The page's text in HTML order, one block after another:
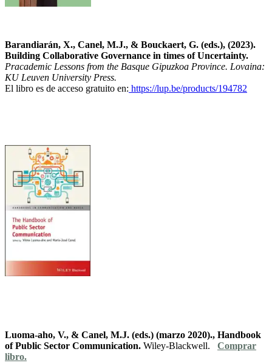
Barandiarán, X., Canel, M.J., & Bouckaert, G. (eds.), (2023).
Building Collaborative Governance in times of Uncertainty.
Pracademic Lessons from the Basque Gipuzkoa Province. Lovaina:
KU Leuven University Press.
El libro es de acceso gratuito en: https://lup.be/products/194782
Luoma-aho, V., & Canel, M.J. (eds.) (marzo 2020)., Handbook
of Public Sector Communication. Wiley-Blackwell. Comprar
libro.